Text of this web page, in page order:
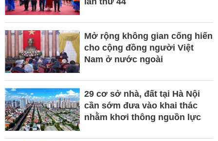
Mở rộng không gian cống hiến
cho cộng đồng người Việt
Nam ở nước ngoài
29 cơ sở nhà, đất tại Hà Nội
cần sớm đưa vào khai thác
nhằm khơi thông nguồn lực